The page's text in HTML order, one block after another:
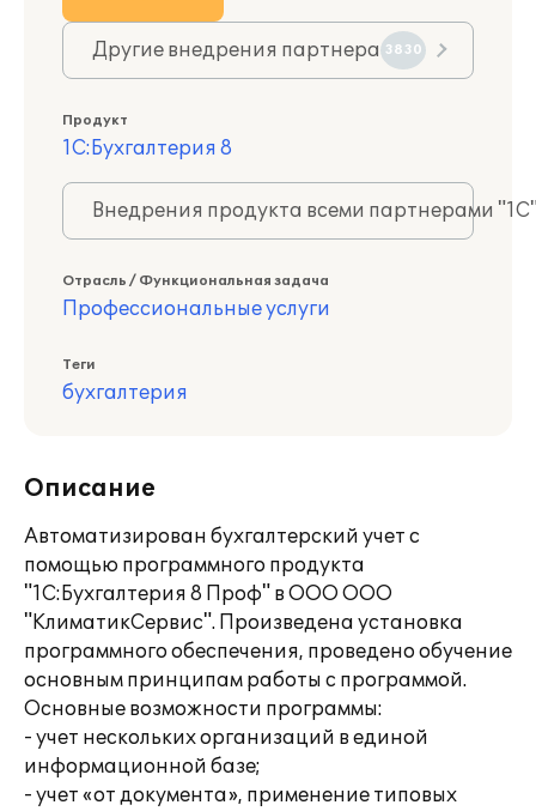
Другие внедрения партнера 3830
Продукт
1С:Бухгалтерия 8
Внедрения продукта всеми партнерами
Отрасль / Функциональная задача
Профессиональные услуги
Теги
бухгалтерия
Описание
Автоматизирован бухгалтерский учет с
помощью программного продукта
"1С:Бухгалтерия 8 Проф" в ООО ООО
"КлиматикСервис". Произведена установка
программного обеспечения, проведено обучение
основным принципам работы с программой.
Основные возможности программы:
- учет нескольких организаций в единой
информационной базе;
- учет «от документа», применение типовых